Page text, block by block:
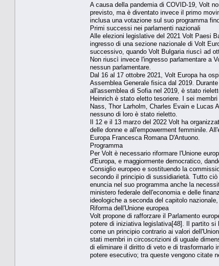
A causa della pandemia di COVID-19, Volt
previsto, ma è diventato invece il primo
inclusa una votazione sul suo programma
Primi successi nei parlamenti nazionali
Alle elezioni legislative del 2021 Volt Paesi
ingresso di una sezione nazionale di Volt
successivo, quando Volt Bulgaria riuscì ad
Non riuscì invece l'ingresso parlamentare a
nessun parlamentare.
Dal 16 al 17 ottobre 2021, Volt Europa ha
Assemblea Generale fisica dal 2019.
all'assemblea di Sofia nel 2019, è stato
Heinrich è stato eletto tesoriere. I sei
Nass, Thor Larholm, Charles Evain e Lucas
nessuno di loro è stato rieletto.
Il 12 e il 13 marzo del 2022 Volt ha
delle donne e all'empowerment femminile.
Europa Francesca Romana D'Antuono.
Programma
Per Volt è necessario riformare l'Unione
d'Europa, e maggiormente democratico,
Consiglio europeo e sostituendo la
secondo il principio di sussidiarietà. Tutto
enuncia nel suo programma anche la
ministero federale dell'economia e delle
ideologiche a seconda del capitolo
Riforma dell'Unione europea
Volt propone di rafforzare il Parlamento
potere di iniziativa legislativa[48]. Il partito si
come un principio contrario ai valori
stati membri in circoscrizioni di uguale
di eliminare il diritto di veto e di trasformarlo
potere esecutivo; tra queste vengono citate